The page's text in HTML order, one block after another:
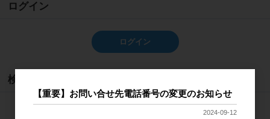
ログイン
ログイン
検索
検索
【重要】お問い合せ先電話番号の変更のお知らせ
2024-09-12